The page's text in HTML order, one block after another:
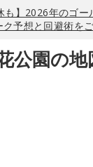
も】2026年のゴ
予想と回避術を
公園の